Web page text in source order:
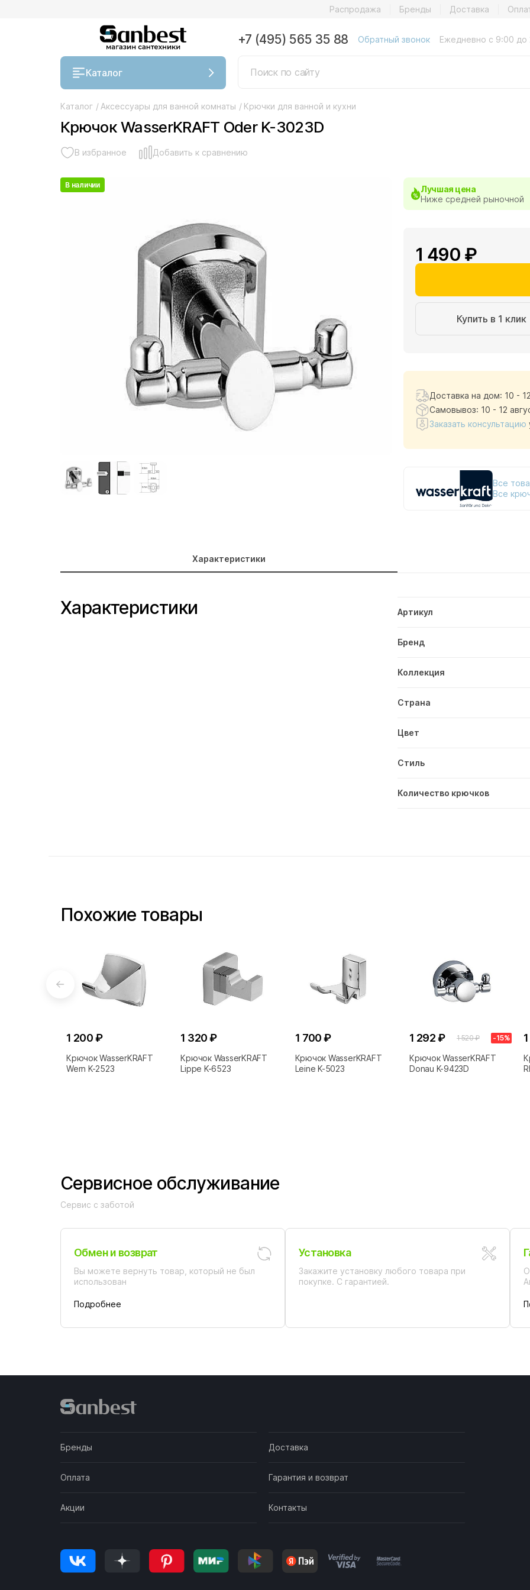
Распродажа Бренды Доставка
Каталог
+7 (495) 565 35 88 Обратный звонок Ежедневно с 9:00 до
Каталог / Аксессуары для ванной комнаты / Крючки для ванной и кухни
Крючок WasserKRAFT Oder K-3023D
В избранное Добавить к сравнению
В наличии
Лучшая цена
Ниже средней рыночной
1 490 ₽
Купить в 1 клик
Доставка на дом: 10 - 12
Самовывоз: 10 - 12
Заказать консультацию
Все
Все
Характеристики
Характеристики Артикул
Бренд
Коллекция
Страна
Цвет
Стиль
Количество крючков
Похожие товары
1 200 ₽
Крючок WasserKRAFT
Wern K-2523
1 320 ₽
Крючок WasserKRAFT
Lippe K-6523
1 700 ₽
Крючок WasserKRAFT
Leine K-5023
1 292 ₽ 1 520 ₽ -15%
Крючок WasserKRAFT
Donau K-9423D
Сервисное обслуживание
Сервис с заботой
Обмен и возврат
Вы можете вернуть товар, который не был
использован
Подробнее
Установка
Закажите установку любого товара при
покупке. С гарантией.
Бренды Доставка
Оплата Гарантия и возврат
Акции Контакты